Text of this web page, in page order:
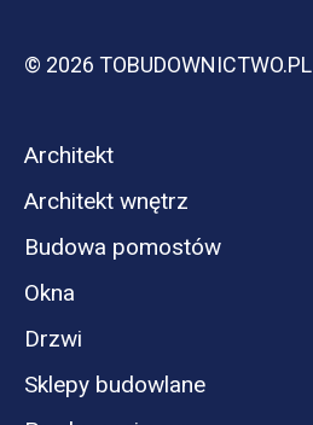
© 2026 TOBUDOWNICTWO.PL
Architekt
Architekt wnętrz
Budowa pomostów
Okna
Drzwi
Sklepy budowlane